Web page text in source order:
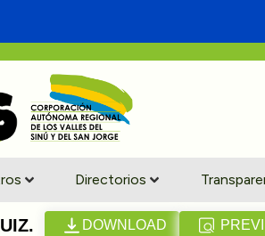
Directorios
DOWNLOAD